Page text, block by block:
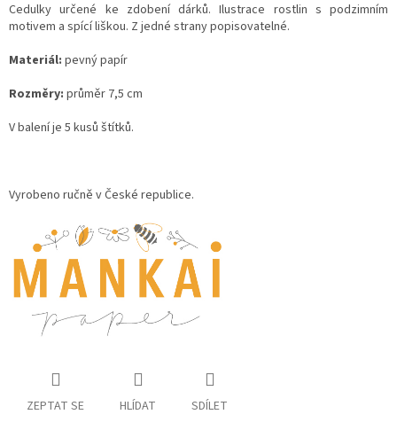
Cedulky určené ke zdobení dárků. Ilustrace rostlin s podzimním
motivem a spící liškou. Z jedné strany popisovatelné.
Materiál: pevný papír
Rozměry: průměr 7,5 cm
V balení je 5 kusů štítků.
Vyrobeno ručně v České republice.
ZEPTAT SE HLÍDAT SDÍLET